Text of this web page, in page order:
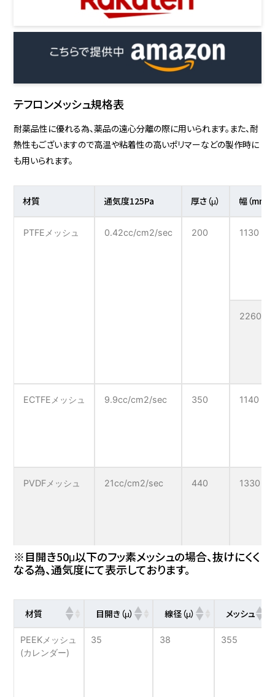
テフロンメッシュ規格表
耐薬品性に優れる為、薬品の遠心分離の際に用いられます。また、耐
熱性もございますので高温や粘着性の高いポリマーなどの製作時に
も用いられます。
材質 通気度125Pa 厚さ（μ） 幅（mm）
PTFEメッシュ 0.42cc/cm2/sec 200 1130
2260
ECTFEメッシュ 9.9cc/cm2/sec 350 1140
PVDFメッシュ 21cc/cm2/sec 440 1330
※目開き50μ以下のフッ素メッシュの場合、抜けにくく
なる為、通気度にて表示しております。
材質 目開き（μ） 線径（μ） メッシュ
PEEKメッシュ
(カレンダー)
35 38 355